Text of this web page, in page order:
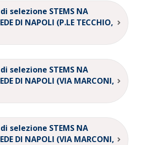
selezione STEMS NA
DI NAPOLI (P.LE TECCHIO,
selezione STEMS NA
DI NAPOLI (VIA MARCONI,
selezione STEMS NA
DI NAPOLI (VIA MARCONI,